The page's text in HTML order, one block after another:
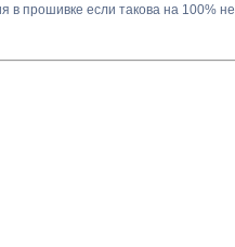
в прошивке если такова на 100% не